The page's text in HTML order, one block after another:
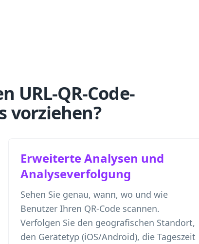
URL-QR-Code-
vorziehen?
Erweiterte Analysen und
Analyseverfolgung
Sehen Sie genau, wann, wo und wie
Benutzer Ihren QR-Code scannen.
Verfolgen Sie den geografischen Standort,
den Gerätetyp (iOS/Android), die Tageszeit